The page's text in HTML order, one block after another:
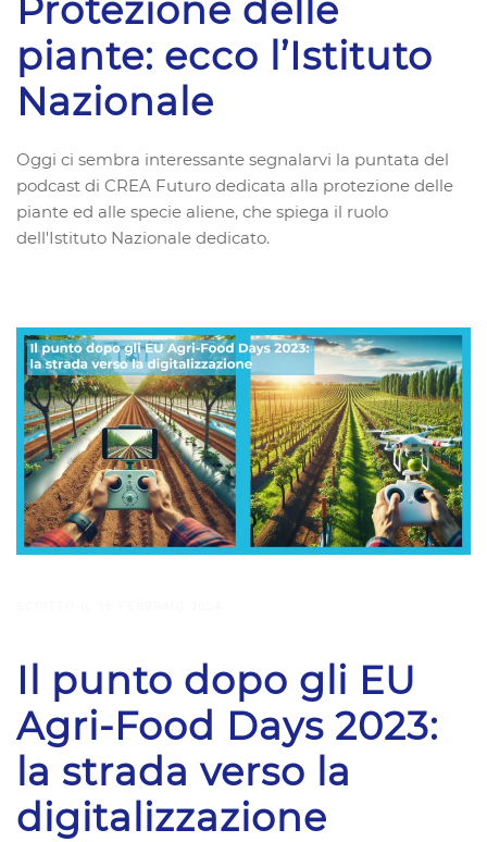
Protezione delle
piante: ecco l’Istituto
Nazionale
Oggi ci sembra interessante segnalarvi la puntata del
podcast di CREA Futuro dedicata alla protezione delle
piante ed alle specie aliene, che spiega il ruolo
dell'Istituto Nazionale dedicato.
Il punto dopo gli EU
Agri-Food Days 2023:
la strada verso la
digitalizzazione